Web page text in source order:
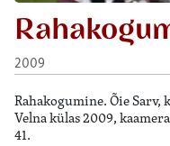
2009
Rahakogumine. Õie
Velna külas 2009,
41.